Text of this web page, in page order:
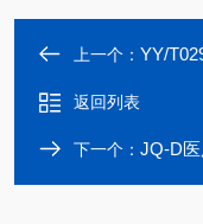
上一个： YY/
返回列表
下一个： JQ-D